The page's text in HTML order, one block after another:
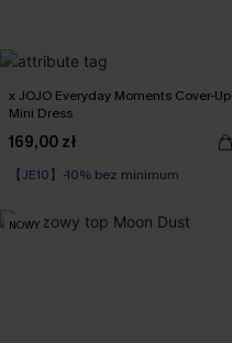
x JOJO Everyday Moments Cover-Up
Mini Dress
169,00 zł
【JE10】-10% bez minimum
NOWY